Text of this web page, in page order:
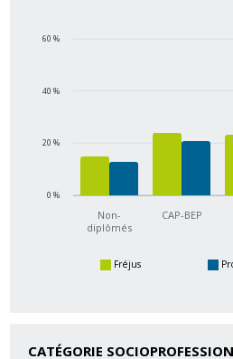
Non-
diplômés
CAP-BEP
0 %
20 %
40 %
60 %
Fréjus
CATÉGORIE